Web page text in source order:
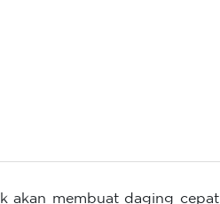
akan membuat daging